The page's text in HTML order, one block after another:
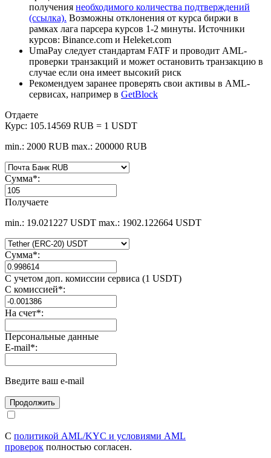
получения необходимого количества подтверждений
(ссылка). Возможны отклонения от курса биржи в
рамках лага парсера курсов 1-2 минуты. Источники
курсов: Binance.com и Heleket.com
UmaPay следует стандартам FATF и проводит AML-
проверки транзакций и может остановить транзакцию в
случае если она имеет высокий риск
Рекомендуем заранее проверять свои активы в AML-
сервисах, например в GetBlock
Отдаете
Курс: 105.14569 RUB = 1 USDT
min.: 2000 RUB max.: 200000 RUB
Сумма*:
Получаете
min.: 19.021227 USDT max.: 1902.122664 USDT
Сумма*:
С учетом доп. комиссии сервиса (1 USDT)
С комиссией*:
На счет*:
Персональные данные
E-mail*:
Введите ваш e-mail
С политикой AML/KYC и условиями AML
проверок полностью согласен.